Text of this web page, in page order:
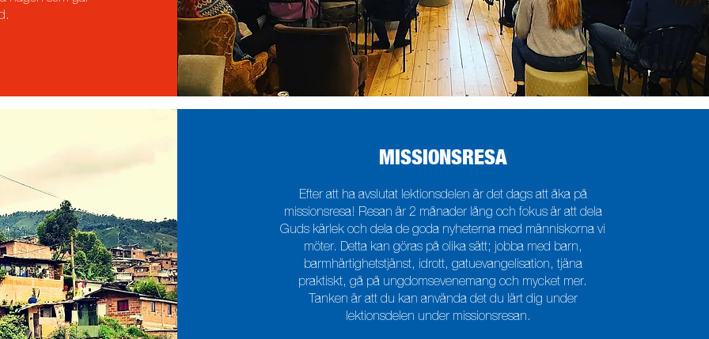
MISSIONSRESA
Efter att ha avslutat lektionsdelen är det dags att åka på
missionsresa! Resan är 2 månader lång och fokus är att dela
Guds kärlek och dela de goda nyheterna med människorna vi
möter. Detta kan göras på olika sätt; jobba med barn,
barmhärtighetstjänst, idrott, gatuevangelisation, tjäna
praktiskt, gå på ungdomsevenemang och mycket mer.
Tanken är att du kan använda det du lärt dig under
lektionsdelen under missionsresan.